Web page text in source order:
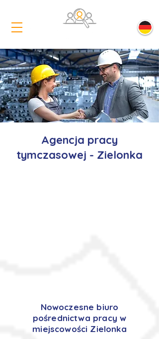
Agencja pracy
tymczasowej - Zielonka
Nowoczesne biuro
pośrednictwa pracy w
miejscowości Zielonka